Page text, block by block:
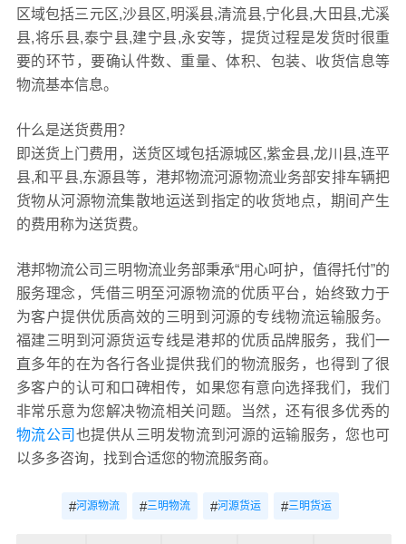
区域包括三元区,沙县区,明溪县,清流县,宁化县,大田县,尤溪
县,将乐县,泰宁县,建宁县,永安等，提货过程是发货时很重
要的环节，要确认件数、重量、体积、包装、收货信息等
物流基本信息。
什么是送货费用？
即送货上门费用，送货区域包括源城区,紫金县,龙川县,连平
县,和平县,东源县等，港邦物流河源物流业务部安排车辆把
货物从河源物流集散地运送到指定的收货地点，期间产生
的费用称为送货费。
港邦物流公司三明物流业务部秉承“用心呵护，值得托付”的
服务理念，凭借三明至河源物流的优质平台，始终致力于
为客户提供优质高效的三明到河源的专线物流运输服务。
福建三明到河源货运专线是港邦的优质品牌服务，我们一
直多年的在为各行各业提供我们的物流服务，也得到了很
多客户的认可和口碑相传，如果您有意向选择我们，我们
非常乐意为您解决物流相关问题。当然，还有很多优秀的
物流公司 也提供从三明发物流到河源的运输服务，您也可
以多多咨询，找到合适您的物流服务商。
#河源物流 #三明物流 #河源货运 #三明货运